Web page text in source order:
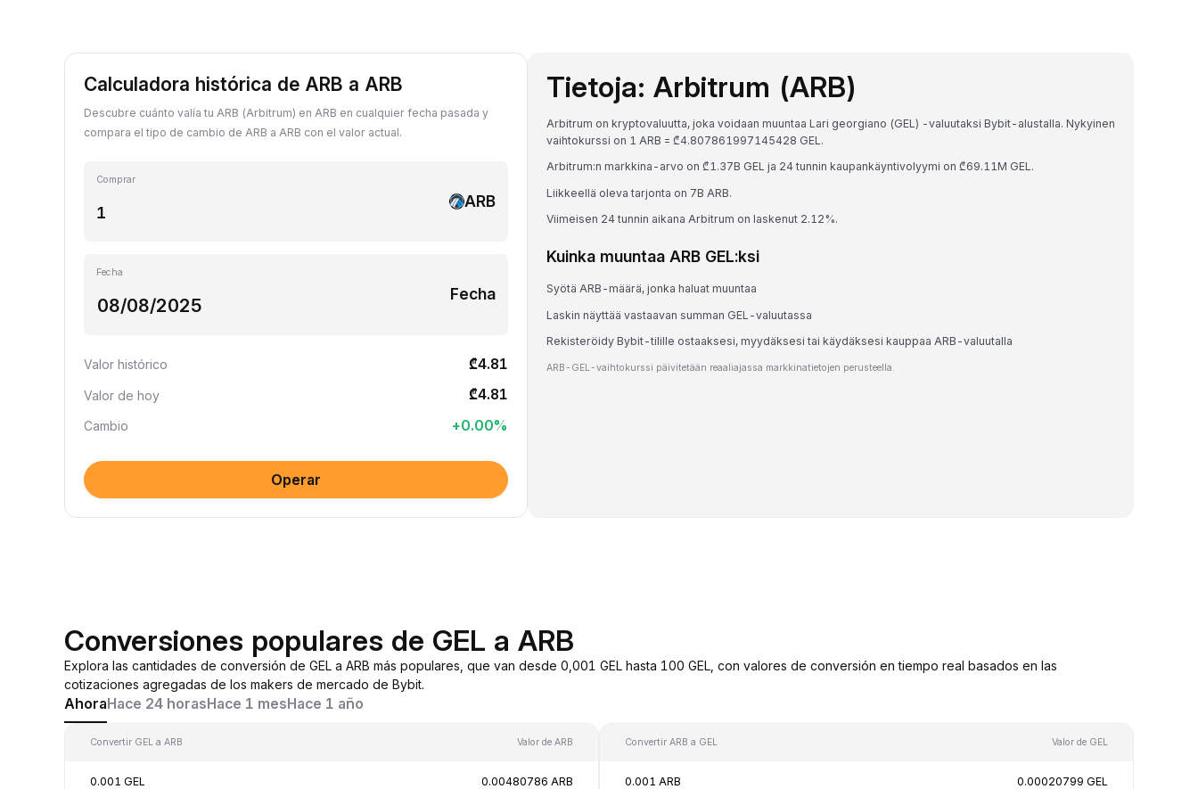
Calculadora histórica de ARB a ARB
Descubre cuánto valía tu ARB (Arbitrum) en ARB en cualquier fecha pasada y
compara el tipo de cambio de ARB a ARB con el valor actual.
Comprar
ARB
Fecha
Fecha
Valor histórico ₾4.81
Valor de hoy ₾4.81
Cambio +0.00%
Operar
Tietoja: Arbitrum (ARB)
Arbitrum on kryptovaluutta, joka voidaan muuntaa Lari georgiano (GEL) -valuutaksi Bybit-alustalla. Nykyinen
vaihtokurssi on 1 ARB = ₾4.807861997145428 GEL.
Arbitrum:n markkina-arvo on ₾1.37B GEL ja 24 tunnin kaupankäyntivolyymi on ₾69.11M GEL.
Liikkeellä oleva tarjonta on 7B ARB.
Viimeisen 24 tunnin aikana Arbitrum on laskenut 2.12%.
Kuinka muuntaa ARB GEL:ksi
Syötä ARB-määrä, jonka haluat muuntaa
Laskin näyttää vastaavan summan GEL-valuutassa
Rekisteröidy Bybit-tilille ostaaksesi, myydäksesi tai käydäksesi kauppaa ARB-valuutalla
ARB-GEL-vaihtokurssi päivitetään reaaliajassa markkinatietojen perusteella.
Conversiones populares de GEL a ARB
Explora las cantidades de conversión de GEL a ARB más populares, que van desde 0,001 GEL hasta 100 GEL, con valores de conversión en tiempo real basados en las
cotizaciones agregadas de los makers de mercado de Bybit.
AhoraHace 24 horasHace 1 mesHace 1 año
Convertir GEL a ARB Valor de ARB
0.001 GEL 0.00480786 ARB
Convertir ARB a GEL Valor de GEL
0.001 ARB 0.00020799 GEL